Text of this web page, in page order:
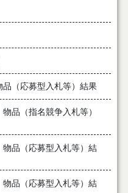
（応募型入札等）結果
品（指名競争入札等）
品（応募型入札等）結
品（応募型入札等）結